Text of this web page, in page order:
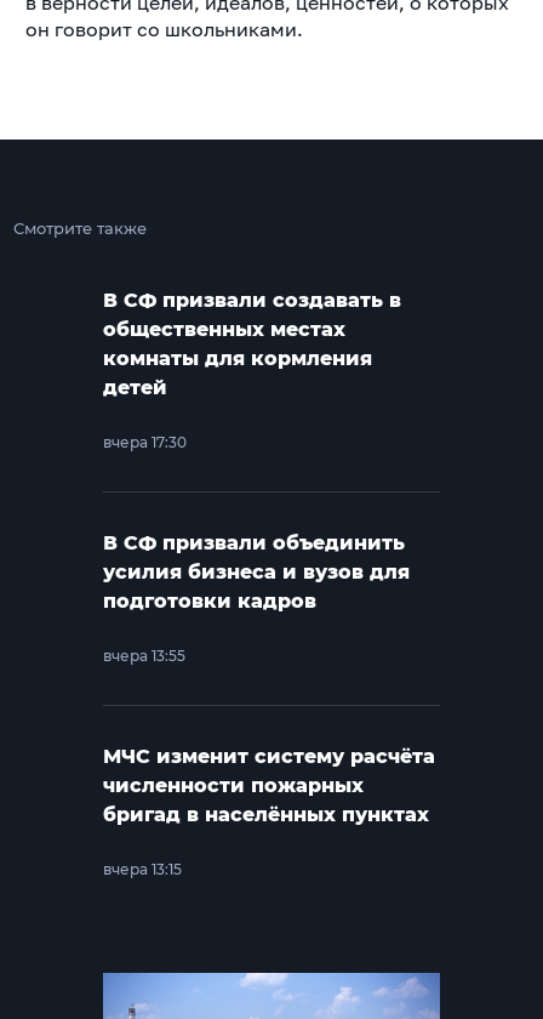
он говорит со школьниками.
Смотрите также
В СФ призвали создавать в
общественных местах
комнаты для кормления
детей
вчера 17:30
В СФ призвали объединить
усилия бизнеса и вузов для
подготовки кадров
вчера 13:55
МЧС изменит систему расчёта
численности пожарных
бригад в населённых пунктах
вчера 13:15